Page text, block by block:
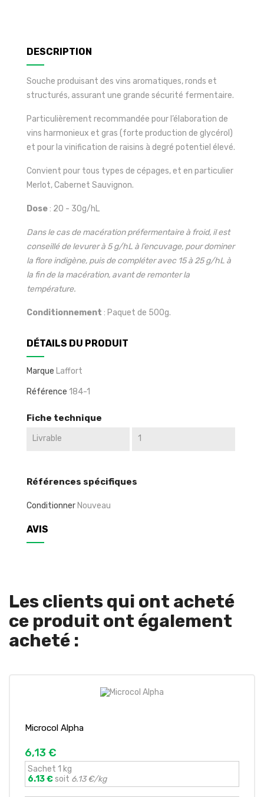
DESCRIPTION
Souche produisant des vins aromatiques, ronds et
structurés, assurant une grande sécurité fermentaire.
Particulièrement recommandée pour l’élaboration de
vins harmonieux et gras (forte production de glycérol)
et pour la vinification de raisins à degré potentiel élevé.
Convient pour tous types de cépages, et en particulier
Merlot, Cabernet Sauvignon.
Dose: 20 - 30g/hL
Dans le cas de macération préfermentaire à froid, il est
conseillé de levurer à 5 g/hL à l’encuvage, pour dominer
la flore indigène, puis de compléter avec 15 à 25 g/hL à
la fin de la macération, avant de remonter la
température.
Conditionnement : Paquet de 500g.
DÉTAILS DU PRODUIT
Marque Laffort
Référence 184-1
Fiche technique
Livrable 1
Références spécifiques
Conditionner Nouveau
AVIS
Les clients qui ont acheté
ce produit ont également
acheté :
Microcol Alpha
6,13 €
Sachet 1 kg
6.13 €soit 6.13 €/kg